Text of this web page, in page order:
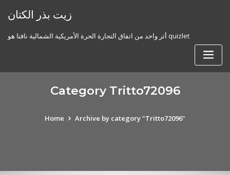
زيت بذر الكتان
أثر واحد من اتفاق التجارة الحرة الأمريكية الشمالية نافتا هو quizlet
Category Tritto72096
Home Archive by category "Tritto72096"